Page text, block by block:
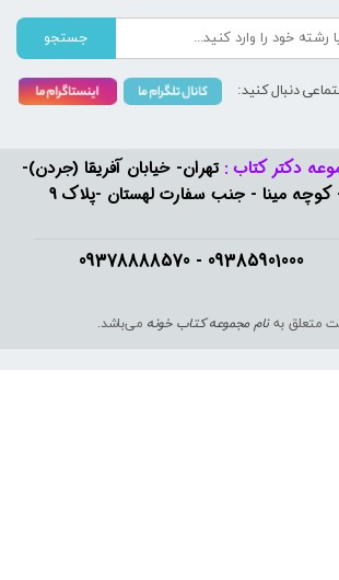
09385901000 - 09378888570​​​​​​​
دکتر کتاب : تهران- خیابان آفریقا (جردن)-
بالاتر از تقاطع میرداماد- کوچه مینا - جنب سفارت لهستان -پلاک 9
متعلق بهنام مجموعه کتاب خونه می‌باشد.
جستجو
دنبال کنید: